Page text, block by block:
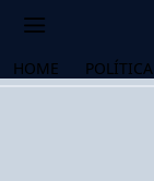
HOME POLÍTICA